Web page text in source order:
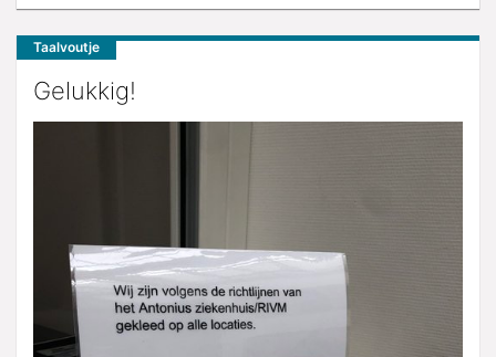
Taalvoutje
Gelukkig!